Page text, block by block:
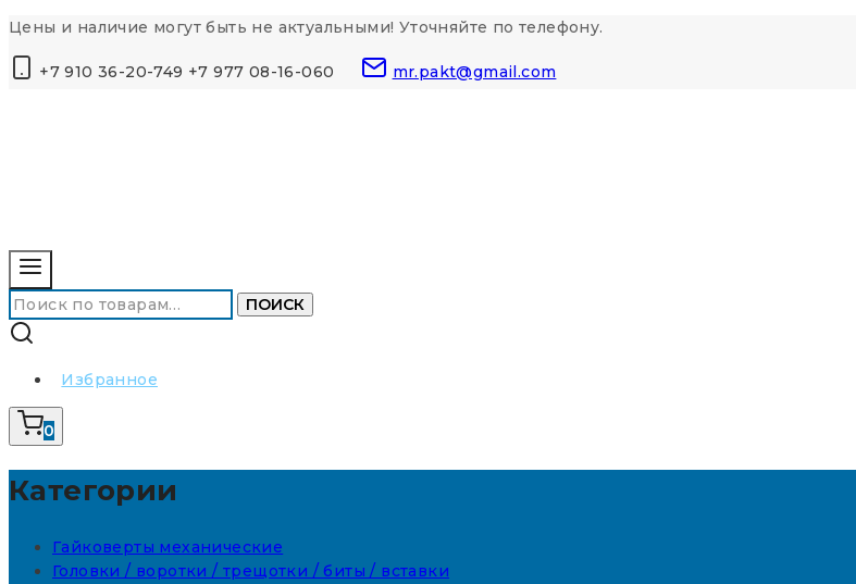
Перейти
контенту
Цены и наличие могут быть не актуальными! Уточняйте по телефону.
+7 910 36-20-749 +7 977 08-16-060 mr.pakt@gmail.com
Искать: ПОИСК
Избранное
0
Категории
Гайковерты механические
Головки / воротки / трещотки / биты / вставки